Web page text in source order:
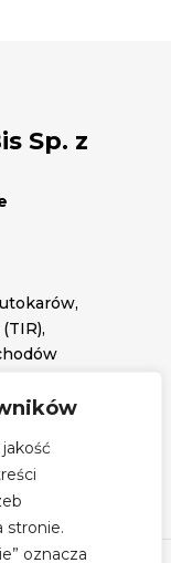
stronie.
oznacza
Sp. z